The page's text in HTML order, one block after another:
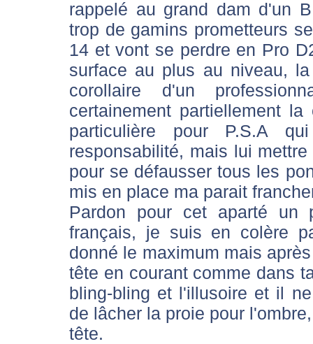
rappelé au grand dam d'un
trop de gamins prometteurs
14 et vont se perdre en Pro
surface au plus au niveau,
corollaire d'un
certainement partiellement
particulière pour P.S.A
responsabilité, mais lui
pour se défausser tous les
mis en place ma parait
Pardon pour cet aparté
français, je suis en colère
donné le maximum mais
tête en courant comme dans
bling-bling et l'illusoire et il
de lâcher la proie pour
tête.